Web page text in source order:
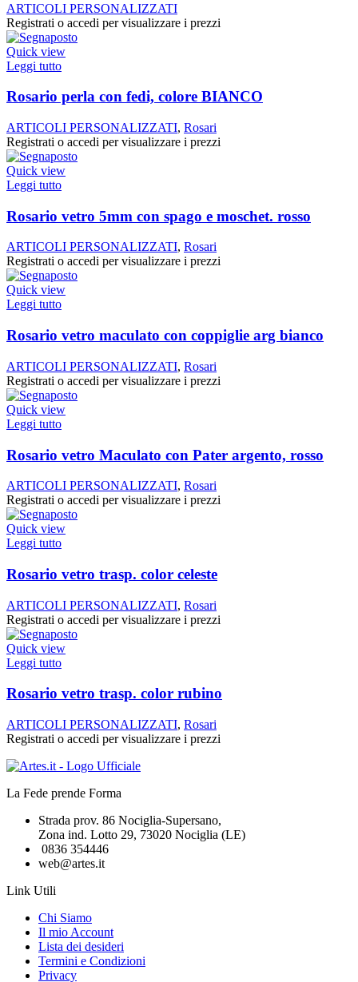
ARTICOLI PERSONALIZZATI
Registrati o accedi per visualizzare i prezzi
Quick view
Leggi tutto
Rosario perla con fedi, colore BIANCO
ARTICOLI PERSONALIZZATI, Rosari
Registrati o accedi per visualizzare i prezzi
Quick view
Leggi tutto
Rosario vetro 5mm con spago e moschet. rosso
ARTICOLI PERSONALIZZATI, Rosari
Registrati o accedi per visualizzare i prezzi
Quick view
Leggi tutto
Rosario vetro maculato con coppiglie arg bianco
ARTICOLI PERSONALIZZATI, Rosari
Registrati o accedi per visualizzare i prezzi
Quick view
Leggi tutto
Rosario vetro Maculato con Pater argento, rosso
ARTICOLI PERSONALIZZATI, Rosari
Registrati o accedi per visualizzare i prezzi
Quick view
Leggi tutto
Rosario vetro trasp. color celeste
ARTICOLI PERSONALIZZATI, Rosari
Registrati o accedi per visualizzare i prezzi
Quick view
Leggi tutto
Rosario vetro trasp. color rubino
ARTICOLI PERSONALIZZATI, Rosari
Registrati o accedi per visualizzare i prezzi
La Fede prende Forma
Strada prov. 86 Nociglia-Supersano,
Zona ind. Lotto 29, 73020 Nociglia (LE)
0836 354446
web@artes.it
Link Utili
Chi Siamo
Il mio Account
Lista dei desideri
Termini e Condizioni
Privacy